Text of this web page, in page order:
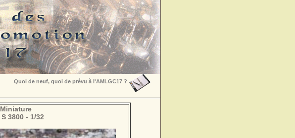
Quoi de neuf, quoi de prévu à l'AMLGC17 ?
Miniature
S 3800 - 1/32